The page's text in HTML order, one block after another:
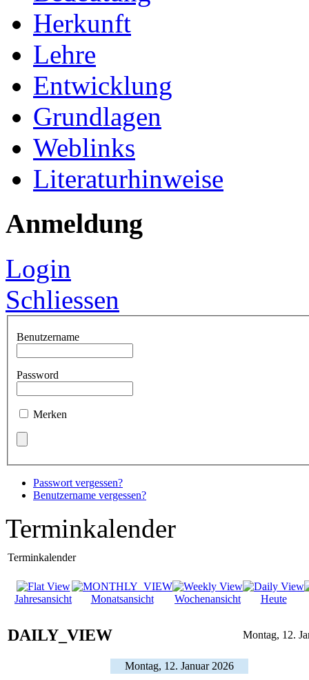
Herkunft
Lehre
Entwicklung
Grundlagen
Weblinks
Literaturhinweise
Anmeldung
Login
Schliessen
Benutzername
Password
Merken
Passwort vergessen?
Benutzername vergessen?
Terminkalender
Terminkalender
Jahresansicht Monatsansicht Wochenansicht Heute
DAILY_VIEW Montag, 12.
Montag, 12. Januar 2026